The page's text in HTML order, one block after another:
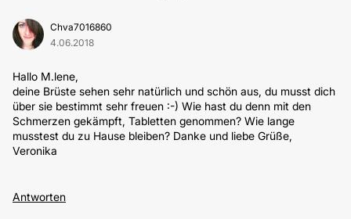
Chva7016860
4.06.2018
Hallo M.lene,
deine Brüste sehen sehr natürlich und schön aus, du musst dich
über sie bestimmt sehr freuen :-) Wie hast du denn mit den
Schmerzen gekämpft, Tabletten genommen? Wie lange
musstest du zu Hause bleiben? Danke und liebe Grüße,
Veronika
Antworten